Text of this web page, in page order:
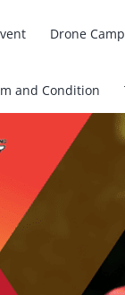
Drone Camp
and Condition